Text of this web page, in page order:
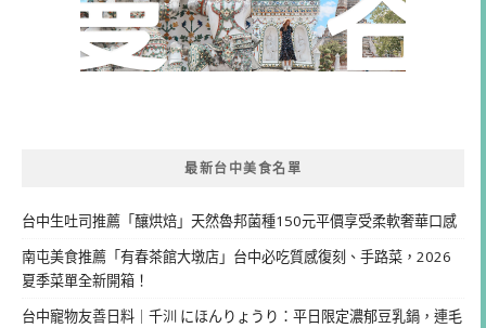
最新台中美食名單
台中生吐司推薦「釀烘焙」天然魯邦菌種150元平價享受柔軟奢華口感
南屯美食推薦「有春茶館大墩店」台中必吃質感復刻、手路菜，2026
夏季菜單全新開箱！
台中寵物友善日料｜千汌 にほんりょうり：平日限定濃郁豆乳鍋，連毛